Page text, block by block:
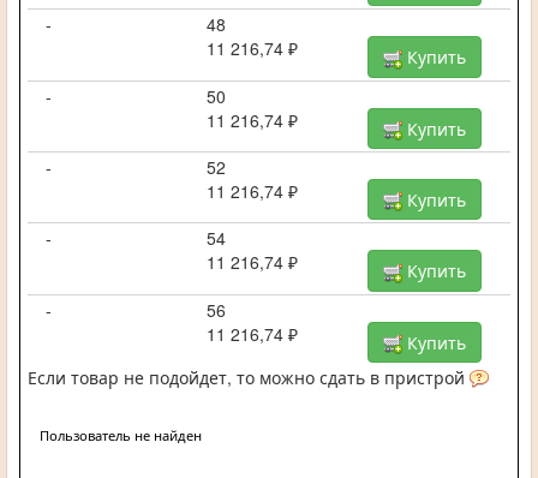
-
48
11 216,74 ₽
Купить
-
50
11 216,74 ₽
Купить
-
52
11 216,74 ₽
Купить
-
54
11 216,74 ₽
Купить
-
56
11 216,74 ₽
Купить
Если товар не подойдет, то можно сдать в пристрой
Пользователь не найден